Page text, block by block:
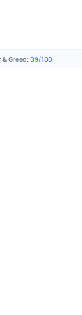
& Greed: 39/100